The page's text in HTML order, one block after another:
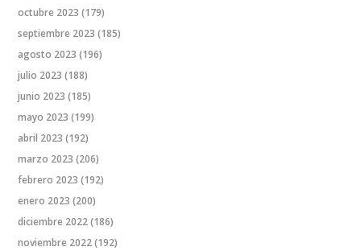
octubre 2023 (179)
septiembre 2023 (185)
agosto 2023 (196)
julio 2023 (188)
junio 2023 (185)
mayo 2023 (199)
abril 2023 (192)
marzo 2023 (206)
febrero 2023 (192)
enero 2023 (200)
diciembre 2022(186)
noviembre 2022(192)